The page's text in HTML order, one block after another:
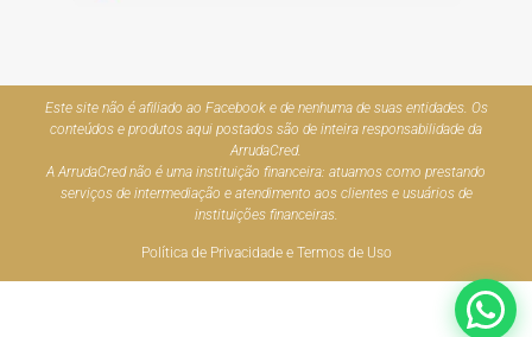
Este site não é afiliado ao Facebook e de nenhuma de suas entidades. Os
conteúdos e produtos aqui postados são de inteira responsabilidade da
ArrudaCred.
A ArrudaCred não é uma instituição financeira: atuamos como prestando
serviços de intermediação e atendimento aos clientes e usuários de
instituições financeiras.
Política de Privacidade e Termos de Uso